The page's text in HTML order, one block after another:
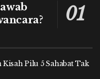
Pilu 5 Sahabat Tak